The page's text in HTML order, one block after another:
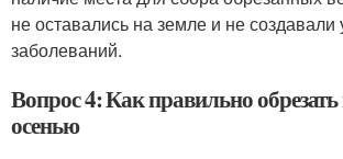
не оставались на земле и не создавали
заболеваний.
Вопрос 4: Как правильно
осенью